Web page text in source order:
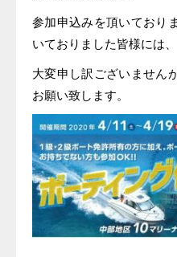
参加申込みを頂いており
いておりました皆様には、
大変申し訳ございません
お願い致します。